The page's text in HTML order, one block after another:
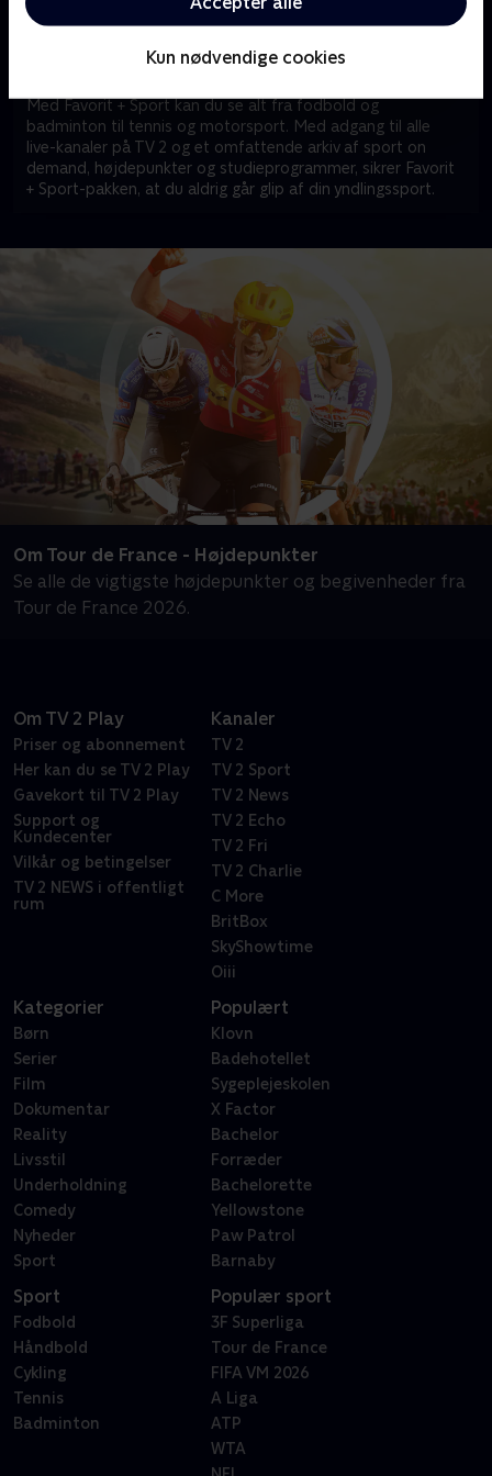
Kun nødvendige cookies
ikke af reklamer, så er det pakken for dig.
Vil du se Højdepunkter og adgang til det hele? - så skal du
Med Favorit + Sport kan du se alt fra fodbold og
badminton til tennis og motorsport. Med adgang til alle
live-kanaler på TV 2 og et omfattende arkiv af sport on
demand, højdepunkter og studieprogrammer, sikrer Favorit
+ Sport-pakken, at du aldrig går glip af din yndlingssport.
Om Tour de France - Højdepunkter
Se alle de vigtigste højdepunkter og begivenheder fra
Tour de France 2026.
Om TV 2 Play
Priser og abonnement
Her kan du se TV 2 Play
Gavekort til TV 2 Play
Support og
Kundecenter
Vilkår og betingelser
TV 2 NEWS i offentligt
rum
Kanaler
TV 2
TV 2 Sport
TV 2 News
TV 2 Echo
TV 2 Fri
TV 2 Charlie
C More
BritBox
SkyShowtime
Oiii
Kategorier
Børn
Serier
Film
Dokumentar
Reality
Livsstil
Underholdning
Comedy
Nyheder
Sport
Populært
Klovn
Badehotellet
Sygeplejeskolen
X Factor
Bachelor
Forræder
Bachelorette
Yellowstone
Paw Patrol
Barnaby
Sport
Fodbold
Håndbold
Cykling
Tennis
Badminton
Populær sport
3F Superliga
Tour de France
FIFA VM 2026
A Liga
ATP
WTA